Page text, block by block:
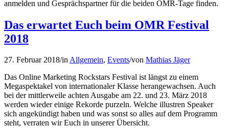
anmelden und Gesprächspartner für die beiden OMR-Tage finden.
Das erwartet Euch beim OMR Festival
2018
27. Februar 2018/inAllgemein, Events/von Mathias Jäger
Das Online Marketing Rockstars Festival ist längst zu einem
Megaspektakel von internationaler Klasse herangewachsen. Auch
bei der mittlerweile achten Ausgabe am 22. und 23. März 2018
werden wieder einige Rekorde purzeln. Welche illustren Speaker
sich angekündigt haben und was sonst so alles auf dem Programm
steht, verraten wir Euch in unserer Übersicht.